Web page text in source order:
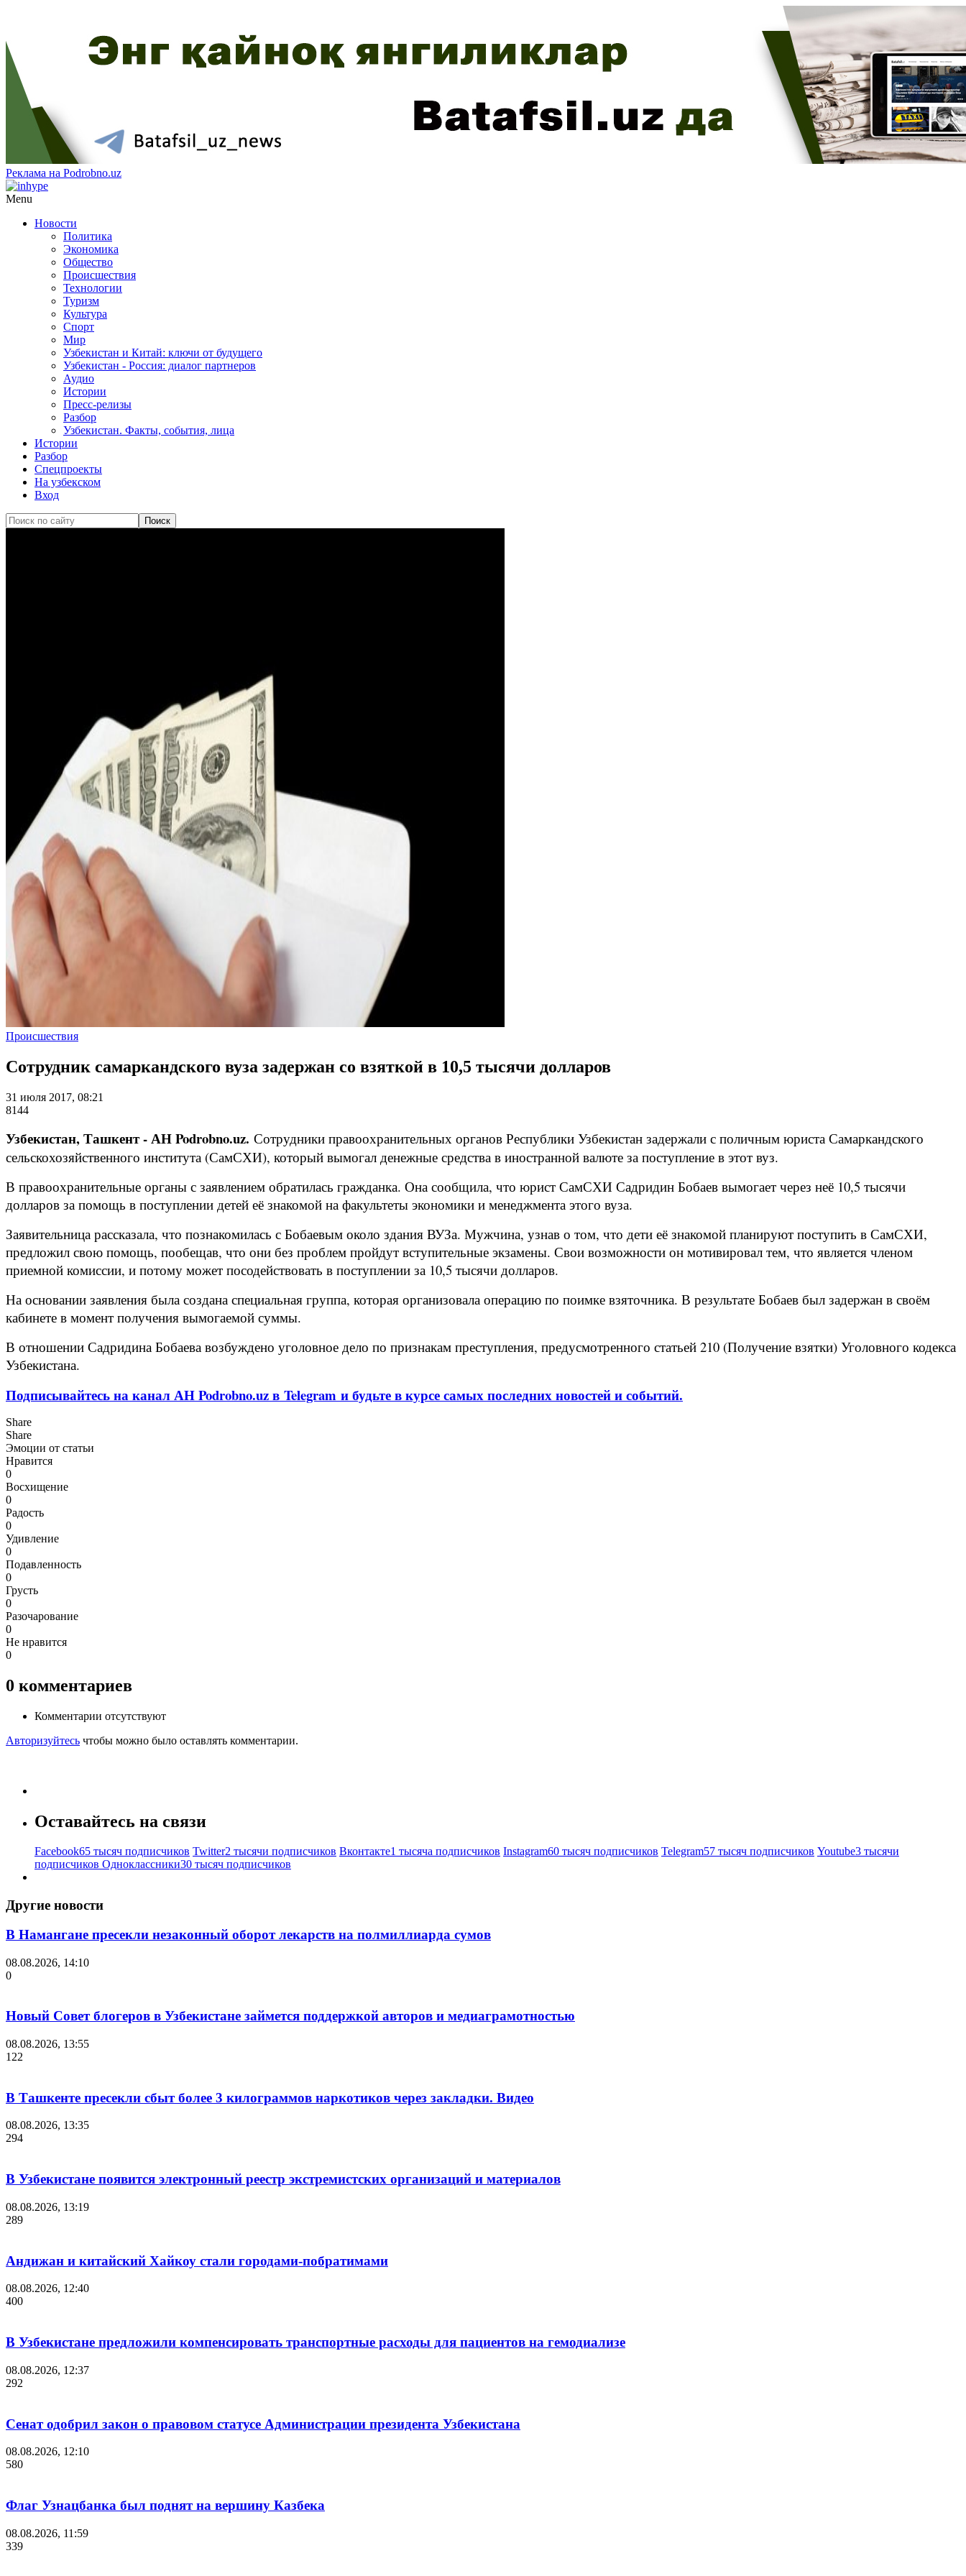
Реклама на Podrobno.uz
Menu
Новости
Политика
Экономика
Общество
Происшествия
Технологии
Туризм
Культура
Спорт
Мир
Узбекистан и Китай: ключи от будущего
Узбекистан - Россия: диалог партнеров
Аудио
Истории
Пресс-релизы
Разбор
Узбекистан. Факты, события, лица
Истории
Разбор
Спецпроекты
На узбекском
Вход
Происшествия
Сотрудник самаркандского вуза задержан со взяткой в 10,5 тысячи долларов
31 июля 2017, 08:21
8144
Узбекистан, Ташкент - АН Podrobno.uz. Сотрудники правоохранительных органов Республики Узбекистан задержали с поличным юриста Самаркандского
сельскохозяйственного института (СамСХИ), который вымогал денежные средства в иностранной валюте за поступление в этот вуз.
В правоохранительные органы с заявлением обратилась гражданка. Она сообщила, что юрист СамСХИ Садридин Бобаев вымогает через неё 10,5 тысячи
долларов за помощь в поступлении детей её знакомой на факультеты экономики и менеджмента этого вуза.
Заявительница рассказала, что познакомилась с Бобаевым около здания ВУЗа. Мужчина, узнав о том, что дети её знакомой планируют поступить в СамСХИ,
предложил свою помощь, пообещав, что они без проблем пройдут вступительные экзамены. Свои возможности он мотивировал тем, что является членом
приемной комиссии, и потому может посодействовать в поступлении за 10,5 тысячи долларов.
На основании заявления была создана специальная группа, которая организовала операцию по поимке взяточника. В результате Бобаев был задержан в своём
кабинете в момент получения вымогаемой суммы.
В отношении Садридина Бобаева возбуждено уголовное дело по признакам преступления, предусмотренного статьей 210 (Получение взятки) Уголовного кодекса
Узбекистана.
Подписывайтесь на канал АН Podrobno.uz в Telegram и будьте в курсе самых последних новостей и событий.
Share
Share
Эмоции от статьи
Нравится
0
Восхищение
0
Радость
0
Удивление
0
Подавленность
0
Грусть
0
Разочарование
0
Не нравится
0
0 комментариев
Комментарии отсутствуют
Авторизуйтесь чтобы можно было оставлять комментарии.
Оставайтесь на связи
Facebook65 тысяч подписчиков Twitter2 тысячи подписчиков Вконтакте1 тысяча подписчиков Instagram60 тысяч подписчиков Telegram57 тысяч подписчиков Youtube3 тысячи
подписчиков Одноклассники30 тысяч подписчиков
Другие новости
В Намангане пресекли незаконный оборот лекарств на полмиллиарда сумов
08.08.2026, 14:10
0
Новый Совет блогеров в Узбекистане займется поддержкой авторов и медиаграмотностью
08.08.2026, 13:55
122
В Ташкенте пресекли сбыт более 3 килограммов наркотиков через закладки. Видео
08.08.2026, 13:35
294
В Узбекистане появится электронный реестр экстремистских организаций и материалов
08.08.2026, 13:19
289
Андижан и китайский Хайкоу стали городами-побратимами
08.08.2026, 12:40
400
В Узбекистане предложили компенсировать транспортные расходы для пациентов на гемодиализе
08.08.2026, 12:37
292
Сенат одобрил закон о правовом статусе Администрации президента Узбекистана
08.08.2026, 12:10
580
Флаг Узнацбанка был поднят на вершину Казбека
08.08.2026, 11:59
339